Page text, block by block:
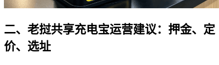
二、老挝共享充电宝运营建议：押金、定
价、选址